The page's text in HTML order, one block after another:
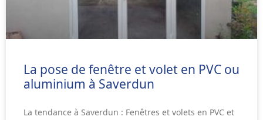
La pose de fenêtre et volet en PVC ou
aluminium à Saverdun
La tendance à Saverdun : Fenêtres et volets en PVC et